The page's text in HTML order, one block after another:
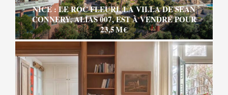
NICE : LE ROC FLEURI, LA VILLA DE SEAN
CONNERY, ALIAS 007, EST À VENDRE POUR
23,5 M €